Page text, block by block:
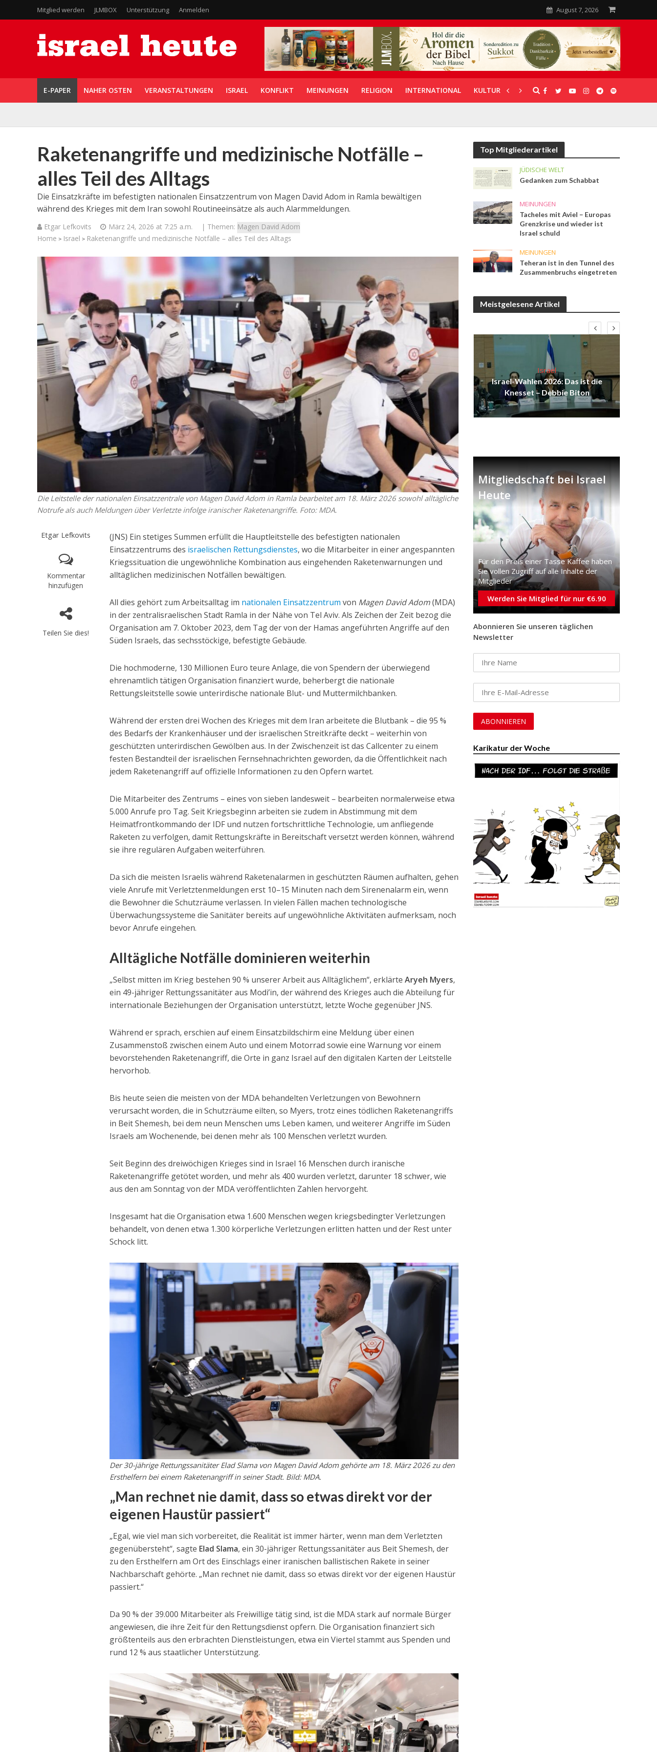
Mitglied werden JLMBOX Unterstützung Anmelden August 7, 2026
E-PAPER NAHER OSTEN VERANSTALTUNGEN ISRAEL KONFLIKT MEINUNGEN RELIGION INTERNATIONAL KULTUR UNTERSTÜTZUNG
Raketenangriffe und medizinische Notfälle –
alles Teil des Alltags
Die Einsatzkräfte im befestigten nationalen Einsatzzentrum von Magen David Adom in Ramla bewältigen
während des Krieges mit dem Iran sowohl Routineeinsätze als auch Alarmmeldungen.
Etgar Lefkovits März 24, 2026 at 7:25 a.m. | Themen: Magen David Adom
Home > Israel > Raketenangriffe und medizinische Notfälle – alles Teil des Alltags
Die Leitstelle der nationalen Einsatzzentrale von Magen David Adom in Ramla bearbeitet am 18. März 2026 sowohl alltägliche
Notrufe als auch Meldungen über Verletzte infolge iranischer Raketenangriffe. Foto: MDA.
Etgar Lefkovits
Kommentar
hinzufügen
Teilen Sie dies!
(JNS) Ein stetiges Summen erfüllt die Hauptleitstelle des befestigten nationalen
Einsatzzentrums des israelischen Rettungsdienstes, wo die Mitarbeiter in einer angespannten
Kriegssituation die ungewöhnliche Kombination aus eingehenden Raketenwarnungen und
alltäglichen medizinischen Notfällen bewältigen.
All dies gehört zum Arbeitsalltag im nationalen Einsatzzentrum von Magen David Adom(MDA)
in der zentralisraelischen Stadt Ramla in der Nähe von Tel Aviv. Als Zeichen der Zeit bezog die
Organisation am 7. Oktober 2023, dem Tag der von der Hamas angeführten Angriffe auf den
Süden Israels, das sechsstöckige, befestigte Gebäude.
Die hochmoderne, 130 Millionen Euro teure Anlage, die von Spendern der überwiegend
ehrenamtlich tätigen Organisation finanziert wurde, beherbergt die nationale
Rettungsleitstelle sowie unterirdische nationale Blut- und Muttermilchbanken.
Während der ersten drei Wochen des Krieges mit dem Iran arbeitete die Blutbank – die 95 %
des Bedarfs der Krankenhäuser und der israelischen Streitkräfte deckt – weiterhin von
geschützten unterirdischen Gewölben aus. In der Zwischenzeit ist das Callcenter zu einem
festen Bestandteil der israelischen Fernsehnachrichten geworden, da die Öffentlichkeit nach
jedem Raketenangriff auf offizielle Informationen zu den Opfern wartet.
Die Mitarbeiter des Zentrums – eines von sieben landesweit – bearbeiten normalerweise etwa
5.000 Anrufe pro Tag. Seit Kriegsbeginn arbeiten sie zudem in Abstimmung mit dem
Heimatfrontkommando der IDF und nutzen fortschrittliche Technologie, um anfliegende
Raketen zu verfolgen, damit Rettungskräfte in Bereitschaft versetzt werden können, während
sie ihre regulären Aufgaben weiterführen.
Da sich die meisten Israelis während Raketenalarmen in geschützten Räumen aufhalten, gehen
viele Anrufe mit Verletztenmeldungen erst 10–15 Minuten nach dem Sirenenalarm ein, wenn
die Bewohner die Schutzräume verlassen. In vielen Fällen machen technologische
Überwachungssysteme die Sanitäter bereits auf ungewöhnliche Aktivitäten aufmerksam, noch
bevor Anrufe eingehen.
Alltägliche Notfälle dominieren weiterhin
„Selbst mitten im Krieg bestehen 90 % unserer Arbeit aus Alltäglichem“, erklärteAryeh Myers,
ein 49-jähriger Rettungssanitäter aus Modi’in, der während des Krieges auch die Abteilung für
internationale Beziehungen der Organisation unterstützt, letzte Woche gegenüber JNS.
Während er sprach, erschien auf einem Einsatzbildschirm eine Meldung über einen
Zusammenstoß zwischen einem Auto und einem Motorrad sowie eine Warnung vor einem
bevorstehenden Raketenangriff, die Orte in ganz Israel auf den digitalen Karten der Leitstelle
hervorhob.
Bis heute seien die meisten von der MDA behandelten Verletzungen von Bewohnern
verursacht worden, die in Schutzräume eilten, so Myers, trotz eines tödlichen Raketenangriffs
in Beit Shemesh, bei dem neun Menschen ums Leben kamen, und weiterer Angriffe im Süden
Israels am Wochenende, bei denen mehr als 100 Menschen verletzt wurden.
Seit Beginn des dreiwöchigen Krieges sind in Israel 16 Menschen durch iranische
Raketenangriffe getötet worden, und mehr als 400 wurden verletzt, darunter 18 schwer, wie
aus den am Sonntag von der MDA veröffentlichten Zahlen hervorgeht.
Insgesamt hat die Organisation etwa 1.600 Menschen wegen kriegsbedingter Verletzungen
behandelt, von denen etwa 1.300 körperliche Verletzungen erlitten hatten und der Rest unter
Schock litt.
Der 30-jährige Rettungssanitäter Elad Slama von Magen David Adom gehörte am 18. März 2026 zu den
Ersthelfern bei einem Raketenangriff in seiner Stadt. Bild: MDA.
„Man rechnet nie damit, dass so etwas direkt vor der
eigenen Haustür passiert“
„Egal, wie viel man sich vorbereitet, die Realität ist immer härter, wenn man dem Verletzten
gegenübersteht“, sagte Elad Slama, ein 30-jähriger Rettungssanitäter aus Beit Shemesh, der
zu den Ersthelfern am Ort des Einschlags einer iranischen ballistischen Rakete in seiner
Nachbarschaft gehörte. „Man rechnet nie damit, dass so etwas direkt vor der eigenen Haustür
passiert.“
Da 90 % der 39.000 Mitarbeiter als Freiwillige tätig sind, ist die MDA stark auf normale Bürger
angewiesen, die ihre Zeit für den Rettungsdienst opfern. Die Organisation finanziert sich
größtenteils aus den erbrachten Dienstleistungen, etwa ein Viertel stammt aus Spenden und
rund 12 % aus staatlicher Unterstützung.
Top Mitgliederartikel
JÜDISCHE WELT
Gedanken zum Schabbat
MEINUNGEN
Tacheles mit Aviel – Europas
Grenzkrise und wieder ist
Israel schuld
MEINUNGEN
Teheran ist in den Tunnel des
Zusammenbruchs eingetreten
Meistgelesene Artikel
Jenseits des Schlachtfelds:
Israelische Initiativen helfen
Soldaten beim Übergang ins zivile
Leben
Israel
Israelische Wahlen 2026: Das ist
die Knesset – Vladimir Beliak
Israel
Israel-Wahlen 2026: Das ist die
Knesset – Debbie Biton
Mitgliedschaft bei Israel
Heute
Für den Preis einer Tasse Kaffee haben
Sie vollen Zugriff auf alle Inhalte der
Mitglieder
Werden Sie Mitglied für nur €6.90
Abonnieren Sie unseren täglichen
Newsletter
Karikatur der Woche